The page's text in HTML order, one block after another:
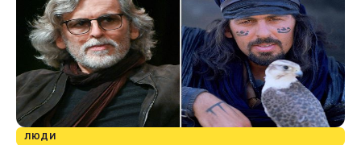
ЛЮДИ